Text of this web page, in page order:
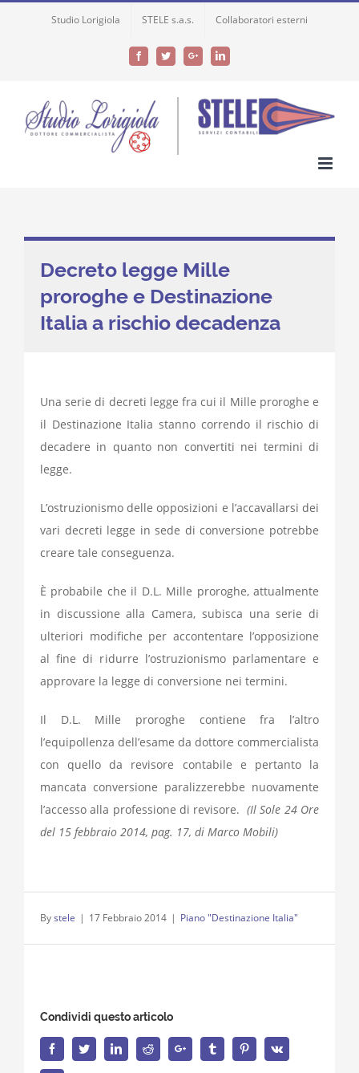
Studio Lorigiola STELE s.a.s. Collaboratori esterni
FacebookTwitterGoogle+LinkedIn
Decreto legge Mille
proroghe e Destinazione
Italia a rischio decadenza
Una serie di decreti legge fra cui il Mille proroghe e
il Destinazione Italia stanno correndo il rischio di
decadere in quanto non convertiti nei termini di
legge.
L’ostruzionismo delle opposizioni e l’accavallarsi dei
vari decreti legge in sede di conversione potrebbe
creare tale conseguenza.
È probabile che il D.L. Mille proroghe, attualmente
in discussione alla Camera, subisca una serie di
ulteriori modifiche per accontentare l’opposizione
al fine di ridurre l’ostruzionismo parlamentare e
approvare la legge di conversione nei termini.
Il D.L. Mille proroghe contiene fra l’altro
l’equipollenza dell’esame da dottore commercialista
con quello da revisore contabile e pertanto la
mancata conversione paralizzerebbe nuovamente
l’accesso alla professione di revisore. (Il Sole 24 Ore
del 15 febbraio 2014, pag. 17, di Marco Mobili)
Bystele | 17 Febbraio 2014 | Piano "Destinazione Italia"
Condividi questo articolo
FacebookTwitterLinkedInReddit Google+ Tumblr PinterestVk